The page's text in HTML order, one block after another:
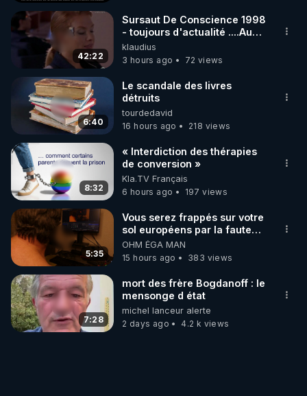
42:22
Sursaut De Conscience 1998
- toujours d'actualité ....Au
Dela Du Réel
klaudius
3 hours ago
72 views
6:40
Le scandale des livres
détruits
tourdedavid
16 hours ago
218 views
8:32
« Interdiction des thérapies
de conversion »
Kla.TV Français
6 hours ago
197 views
5:35
Vous serez frappés sur votre
sol européens par la faute
des dirigeants qui s'en
mettent dans le nez
OHM ÉGA MAN
15 hours ago
383 views
7:28
mort des frère Bogdanoff : le
mensonge d état
michel lanceur alerte
2 days ago
4.2 k views